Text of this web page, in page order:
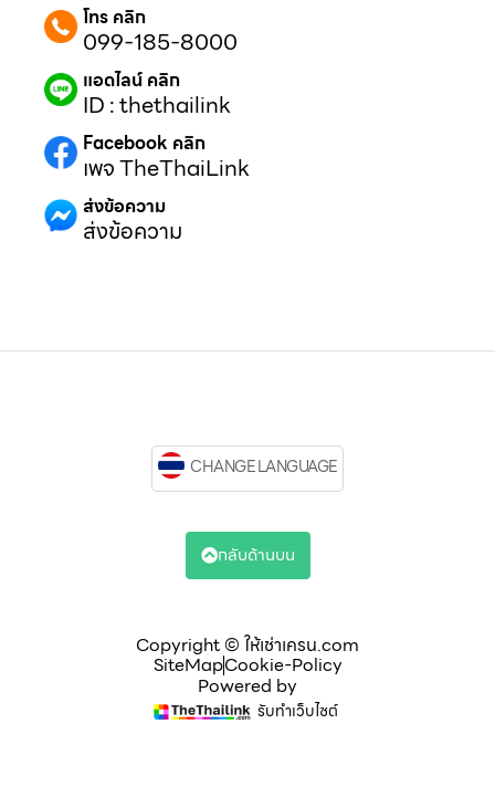
โทร คลิก
099-185-8000
แอดไลน์ คลิก
ID : thethailink
Facebook คลิก
เพจ TheThaiLink
ส่งข้อความ
ส่งข้อความ
Copyright © ให้เช่าเครน.com
SiteMapCookie-Policy
Powered by
รับทำเว็บไซต์
CHANGE LANGUAGE
กลับด้านบน